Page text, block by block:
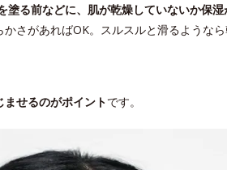
塗る前などに、肌が乾燥していないか保
さがあればOK。スルスルと滑るような
せるのがポイントです。